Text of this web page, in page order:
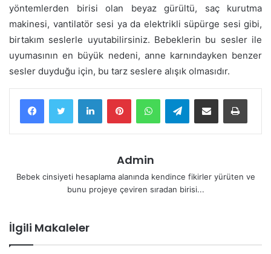
yöntemlerden birisi olan beyaz gürültü, saç kurutma
makinesi, vantilatör sesi ya da elektrikli süpürge sesi gibi,
birtakım seslerle uyutabilirsiniz. Bebeklerin bu sesler ile
uyumasının en büyük nedeni, anne karnındayken benzer
sesler duyduğu için, bu tarz seslere alışık olmasıdır.
LinkedInPinterestWhatsAppTelegramE-Posta ile paylaş Yazdır
Admin
Bebek cinsiyeti hesaplama alanında kendince fikirler yürüten ve
bunu projeye çeviren sıradan birisi...
İlgili Makaleler